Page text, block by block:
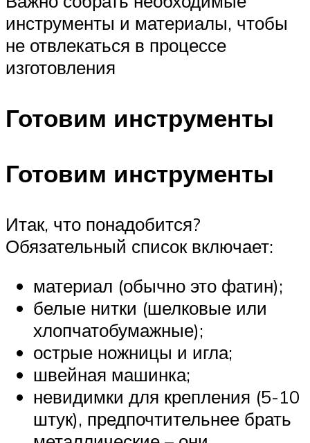
инструменты и материалы, чтобы
не отвлекаться в процессе
изготовления
Готовим инструменты
Готовим инструменты
Итак, что понадобится?
Обязательный список включает:
материал (обычно это фатин);
белые нитки (шелковые или
хлопчатобумажные);
острые ножницы и игла;
швейная машинка;
невидимки для крепления (5-10
штук), предпочтительнее брать